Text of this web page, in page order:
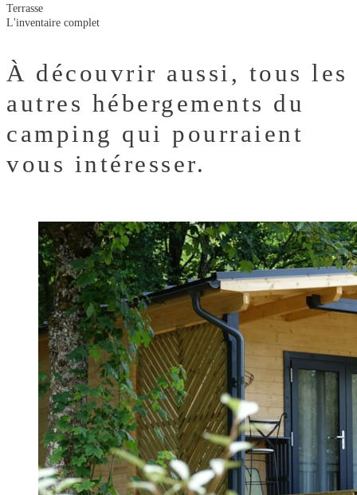
Terrasse
L'inventaire complet
À découvrir aussi, tous les
autres hébergements du
camping qui pourraient
vous intéresser.